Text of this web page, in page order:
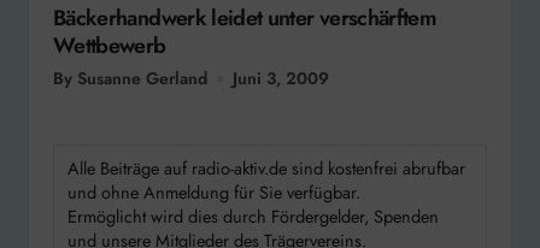
Bäckerhandwerk leidet unter verschärftem
Wettbewerb
By Susanne Gerland Juni 3, 2009
Alle Beiträge auf radio-aktiv.de sind kostenfrei abrufbar
und ohne Anmeldung für Sie verfügbar.
Ermöglicht wird dies durch Fördergelder, Spenden
und unsere Mitglieder des Trägervereins.